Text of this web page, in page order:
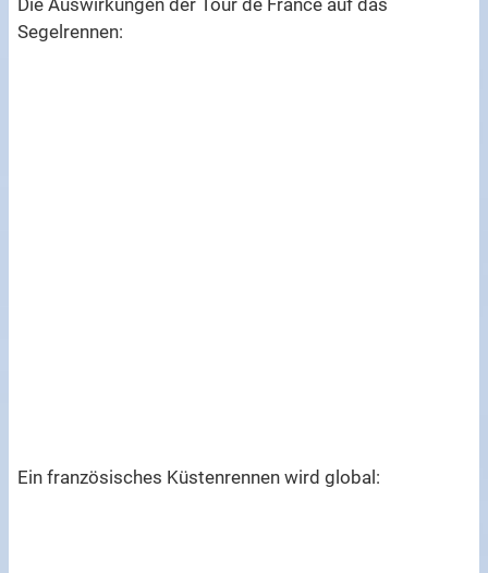
Die Auswirkungen der Tour de France auf das
Segelrennen:
Ein französisches Küstenrennen wird global: